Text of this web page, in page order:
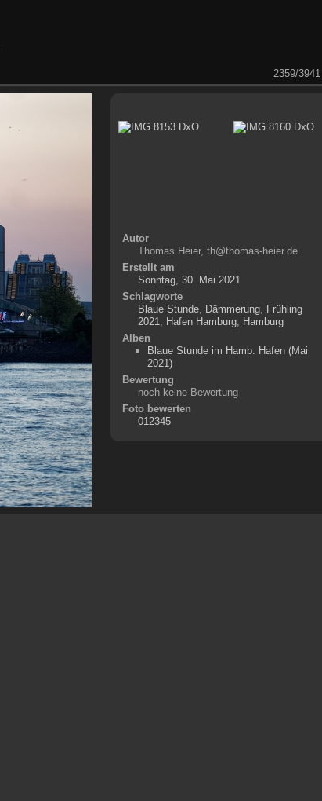
2359/3941
Autor
Thomas Heier, th@thomas-heier.de
Erstellt am
Sonntag, 30. Mai 2021
Schlagworte
Blaue Stunde, Dämmerung, Frühling
2021
Hafen Hamburg, Hamburg
Alben
Blaue Stunde im Hamb. Hafen (Mai
2021)
Bewertung
noch keine Bewertung
Foto bewerten